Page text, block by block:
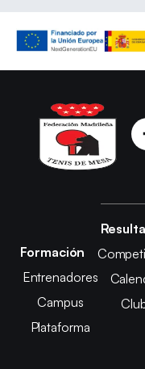
Formación
Entrenadores
Campus
Plataforma